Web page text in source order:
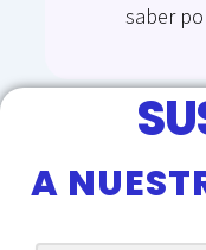
saber
A